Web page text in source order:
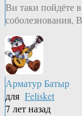
Ви таки пойдёте
соболезнования,
Арматур Батыр
для Felisket
7 лет назад